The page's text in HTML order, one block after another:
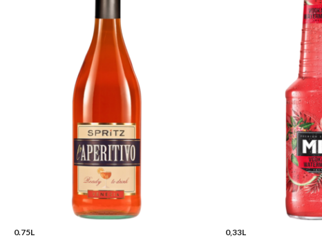
0.75L 0,33L